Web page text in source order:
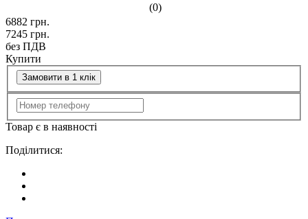
(0)
6882 грн.
7245 грн.
без ПДВ
Купити
Замовити в 1 клік
Товар є в наявності
Поділитися: